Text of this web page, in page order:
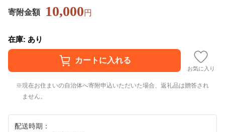
寄附金額 10,000円
在庫: あり
お気に入り
現在お住まいの自治体へ寄附申込いただいた場合、返礼品は贈答され
ません。
配送時期：